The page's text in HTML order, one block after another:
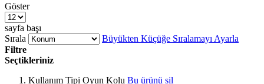
Göster
sayfa başı
Sırala
Büyükten Küçüğe Sıralamayı Ayarla
Filtre
Seçtikleriniz
Kullanım Tipi Oyun Kolu Bu ürünü sil